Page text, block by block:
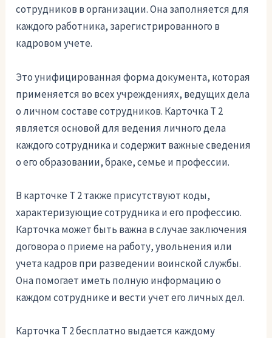
сотрудников в организации. Она заполняется для
каждого работника, зарегистрированного в
кадровом учете.
Это унифицированная форма документа, которая
применяется во всех учреждениях, ведущих дела
о личном составе сотрудников. Карточка Т 2
является основой для ведения личного дела
каждого сотрудника и содержит важные сведения
о его образовании, браке, семье и профессии.
В карточке Т 2 также присутствуют коды,
характеризующие сотрудника и его профессию.
Карточка может быть важна в случае заключения
договора о приеме на работу, увольнения или
учета кадров при разведении воинской службы.
Она помогает иметь полную информацию о
каждом сотруднике и вести учет его личных дел.
Карточка Т 2 бесплатно выдается каждому